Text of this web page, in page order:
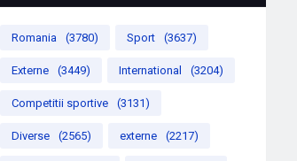
Romania (3780) Sport (3637)
Externe (3449) International (3204)
Competitii sportive (3131)
Diverse (2565) externe (2217)